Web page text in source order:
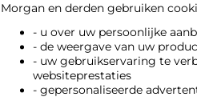
Morgan en derden gebruiken
- u over uw persoonlijke
- de weergave van uw
- uw gebruikservaring te
websiteprestaties
- gepersonaliseerde